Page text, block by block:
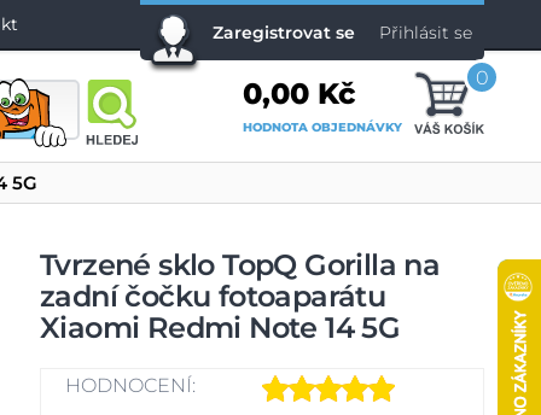
Zaregistrovat se Přihlásit se
0,00 Kč
HODNOTA OBJEDNÁVKY
0
5G
Tvrzené sklo TopQ Gorilla na
zadní čočku fotoaparátu
Xiaomi Redmi Note 14 5G
HODNOCENÍ: